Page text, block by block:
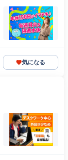
気になる